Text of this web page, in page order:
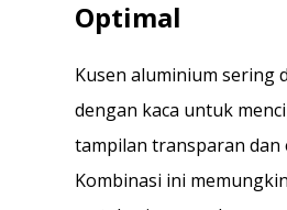
Optimal
Kusen aluminium sering
dengan kaca untuk
tampilan transparan dan
Kombinasi ini